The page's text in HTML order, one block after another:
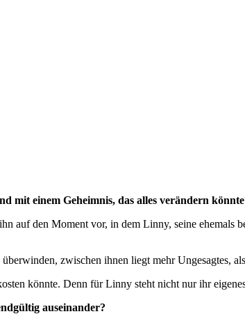
mit einem Geheimnis, das alles verändern
auf den Moment vor, in dem Linny, seine ehemals
zwischen ihnen liegt mehr Ungesagtes,
könnte. Denn für Linny steht nicht nur ihr
auseinander?